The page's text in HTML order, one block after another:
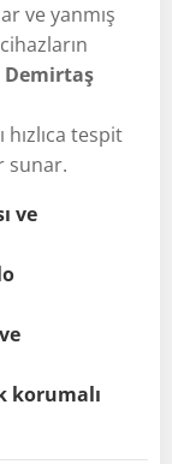
ve yanmış
Demirtaş
tespit
sunar.
ve
korumalı